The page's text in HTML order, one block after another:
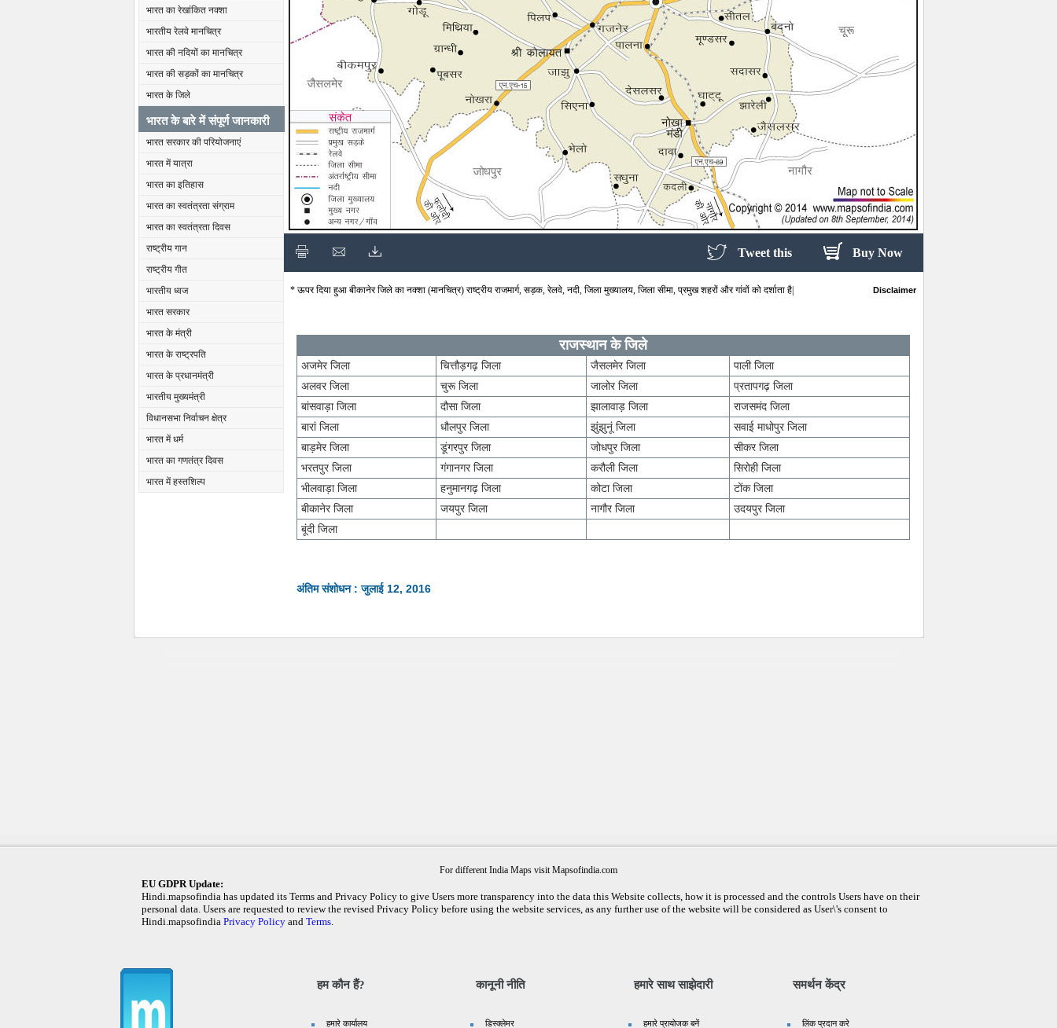
भारत का रेखांकित नक्शा
भारतीय रेलवे मानचित्र
भारत की नदियों का मानचित्र
भारत की सड़कों का मानचित्र
भारत के जिले
भारत के बारे में संपूर्ण जानकारी
भारत सरकार की परियोजनाएं
भारत में यात्रा
भारत का इतिहास
भारत का स्वतंत्रता संग्राम
भारत का स्वतंत्रता दिवस
राष्ट्रीय गान
राष्ट्रीय गीत
भारतीय ध्वज
भारत सरकार
भारत के मंत्री
भारत के राष्ट्रपति
भारत के प्रधानमंत्री
भारतीय मुख्यमंत्री
विधानसभा निर्वाचन क्षेत्र
भारत में धर्म
भारत का गणतंत्र दिवस
भारत में हस्तशिल्प
Buy Now
Tweet this
* ऊपर दिया हुआ बीकानेर जिले का नक्शा (मानचित्र) राष्ट्रीय राजमार्ग, सड़क, रेलवे, नदी, जिला मुख्यालय, जिला सीमा, प्रमुख शहरों और गांवों को दर्शाता है| Disclaimer
राजस्थान के जिले
अजमेर जिला चित्तौड़गढ़ जिला जैसलमेर जिला
पाली जिला
अलवर जिला
चुरू जिला जालोर जिला
प्रतापगढ़ जिला
बांसवाड़ा जिला
दौसा जिला झालावाड़ जिला
राजसमंद जिला
बारां जिला
धौलपुर जिला झुंझुनूं जिला
सवाई माधोपुर जिला
बाड़मेर जिला
डूंगरपुर जिला जोधपुर जिला
सीकर जिला
भरतपुर जिला
गंगानगर जिला करौली जिला
सिरोही जिला
भीलवाड़ा जिला
हनुमानगढ़ जिला कोटा जिला
टोंक जिला
बीकानेर जिला
जयपुर जिला नागौर जिला
उदयपुर जिला
बूंदी जिला
अंतिम संशोधन : जुलाई 12, 2016
For different India Maps visit Mapsofindia.com
EU GDPR Update:
Hindi.mapsofindia has updated its Terms and Privacy Policy to give Users more transparency into the data this Website collects, how it is processed and the controls Users have on their
personal data. Users are requested to review the revised Privacy Policy before using the website services, as any further use of the website will be considered as User\'s consent to
Hindi.mapsofindia Privacy Policyand Terms.
हम कौन हैं?
हमारे कार्यालय
कानूनी नीति
डिस्क्लेमर
हमारे साथ साझेदारी
हमारे प्रायोजक बनें
समर्थन केंद्र
लिंक प्रदान करे